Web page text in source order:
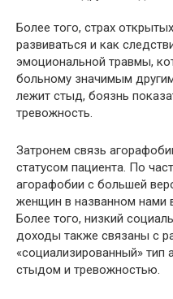
Более того, страх
развиваться и как
эмоциональной травмы,
больному значимым
лежит стыд, боязнь
тревожность.
Затронем связь
статусом пациента. По
агорафобии с большей
женщин в названном нами
Более того, низкий
доходы также связаны с
«социализированный» тип
стыдом и тревожностью.